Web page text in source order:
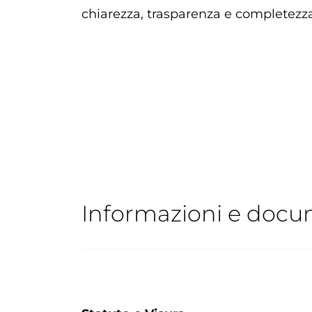
chiarezza, trasparenza e
Informazioni e